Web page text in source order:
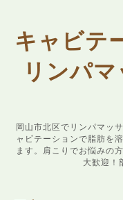
キャビテ
リンパ
岡山市北区でリンパマッ
ャビテーションで脂肪を
ます。肩こりでお悩みの
大歓迎！